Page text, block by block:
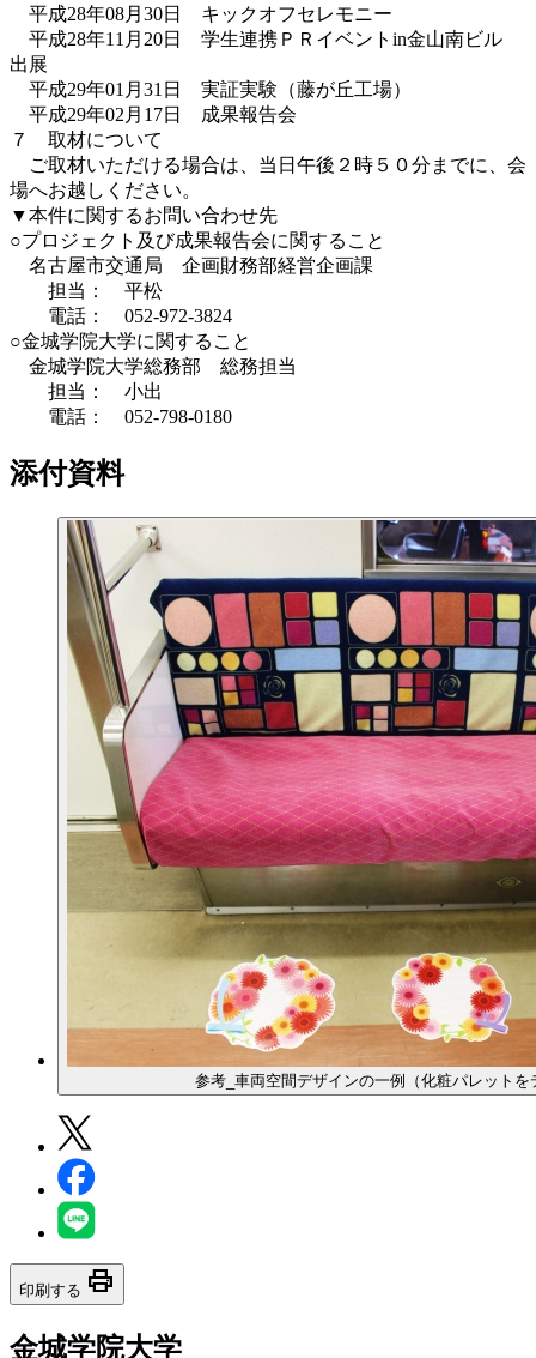
平成28年08月30日 キックオフセレモニー
平成28年11月20日 学生連携ＰＲイベントin金山南ビル
出展
平成29年01月31日 実証実験（藤が丘工場）
平成29年02月17日 成果報告会
７ 取材について
ご取材いただける場合は、当日午後２時５０分までに、会
場へお越しください。
▼本件に関するお問い合わせ先
○プロジェクト及び成果報告会に関すること
名古屋市交通局 企画財務部経営企画課
担当： 平松
電話： 052-972-3824
○金城学院大学に関すること
金城学院大学総務部 総務担当
担当： 小出
電話： 052-798-0180
添付資料
参考_車両空間デザインの一例（化粧パレットを
印刷する print
金城学院大学